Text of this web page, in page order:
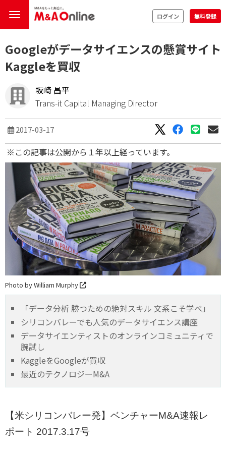
ログイン 無料登録
Googleがデータサイエンスの懸賞サイト
Kaggleを買収
坂崎 昌平
Trans-it Capital Managing Director
2017-03-17
※この記事は公開から１年以上経っています。
Photo by William Murphy
「データ分析 勝つための絶対スキル 文系こそ学べ」
シリコンバレーでも人気のデータサイエンス講座
データサイエンティストのオンラインコミュニティで
腕試し
KaggleをGoogleが買収
最近のテクノロジーM&A
【米シリコンバレー発】ベンチャーM&A速報レ
ポート 2017.3.17号